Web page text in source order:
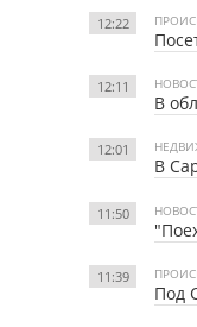
12:22
12:11
В
12:01
В
11:50
11:39
Под